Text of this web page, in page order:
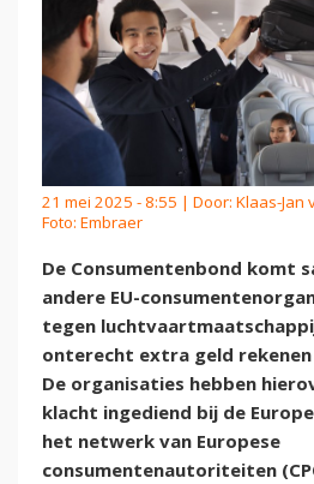
21 mei 2025 - 8:55 | Door: Klaas-Jan
Foto: Embraer
De Consumentenbond komt
andere EU-
tegen
onterecht extra geld
De organisaties hebben
klacht ingediend bij de
het netwerk van Europese
consumentenautoriteiten